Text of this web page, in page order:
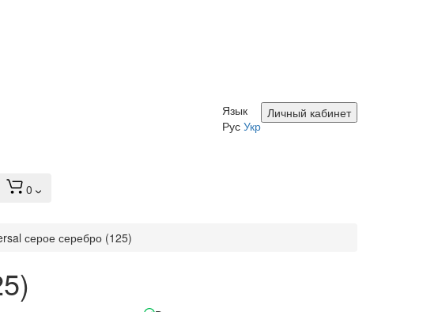
Личный кабинет
Язык
Рус Укр
0
серое серебро (125)